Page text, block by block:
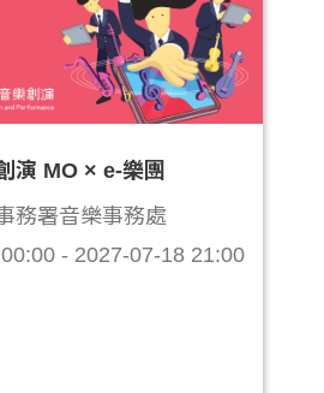
演 MO × e-樂團
務署音樂事務處
- 2027-07-18 21:00